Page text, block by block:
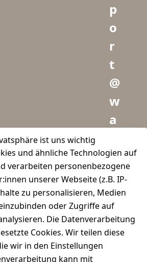
ist uns wichtig
und ähnliche Technologien auf
verarbeiten personenbezogene
unserer Webseite (z.B. IP-
zu personalisieren, Medien
oder Zugriffe auf
Die Datenverarbeitung
Cookies. Wir teilen diese
wir in den Einstellungen
kann mit
p
o
r
t
@
w
a
d
m
e
i
s